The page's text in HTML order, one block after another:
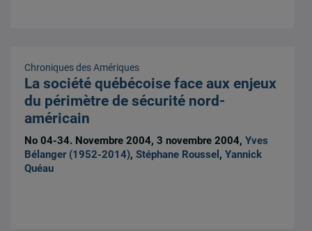
Chroniques des Amériques
La société québécoise face aux enjeux
du périmètre de sécurité nord-
américain
No 04-34. Novembre 2004, 3 novembre 2004,Yves
Bélanger (1952-2014),Stéphane Roussel ,Yannick
Quéau